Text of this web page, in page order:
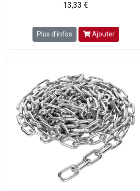
13,33 €
Plus d'infos Ajouter